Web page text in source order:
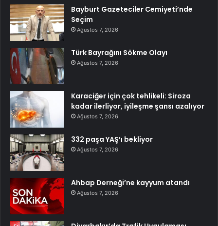
Bayburt Gazeteciler Cemiyeti’nde
Seçim
Ağustos 7, 2026
Türk Bayrağını Sökme Olayı
Ağustos 7, 2026
Karaciğer için çok tehlikeli: Siroza
kadar ilerliyor, iyileşme şansı azalıyor
Ağustos 7, 2026
332 paşa YAŞ’ı bekliyor
Ağustos 7, 2026
Ahbap Derneği’ne kayyum atandı
Ağustos 7, 2026